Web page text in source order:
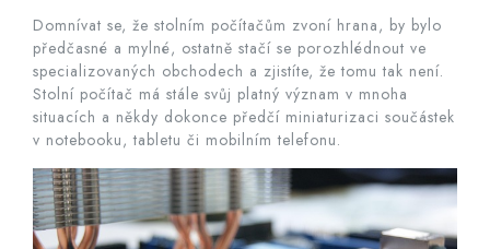
Domnívat se, že stolním počítačům zvoní hrana, by bylo
předčasné a mylné, ostatně stačí se porozhlédnout ve
specializovaných obchodech a zjistíte, že tomu tak není.
Stolní počítač má stále svůj platný význam v mnoha
situacích a někdy dokonce předčí miniaturizaci součástek
v notebooku, tabletu či mobilním telefonu.